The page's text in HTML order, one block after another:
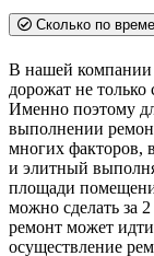
Сколько по
В нашей компании
дорожат не
Именно поэтому
выполнении
многих факторов,
и элитный
площади
можно сделать за
ремонт может
осуществление